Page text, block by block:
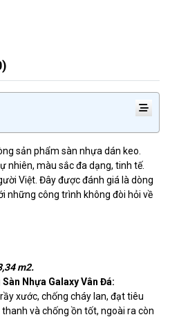
sản phẩm sàn nhựa dán keo.
nhiên, màu sắc đa dạng, tinh tế.
Việt. Đây được đánh giá là dòng
những công trình không đòi hỏi về
m2.
Nhựa Galaxy Vân Đá:
xước, chống cháy lan, đạt tiêu
và chống ồn tốt, ngoài ra còn